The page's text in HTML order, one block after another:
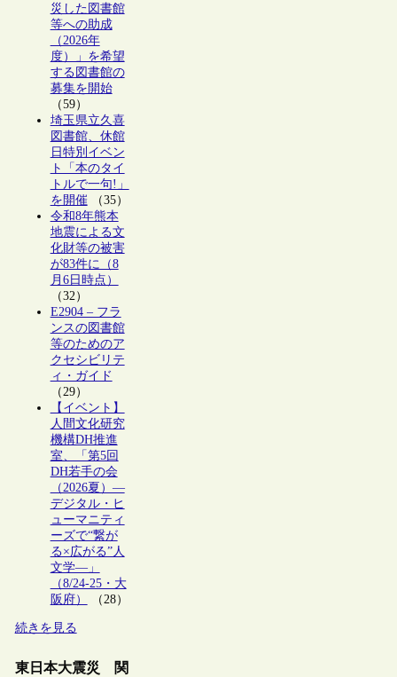
災した図書館
等への助成
（2026年
度）」を希望
する図書館の
募集を開始
（59）
埼玉県立久喜
図書館、休館
日特別イベン
ト「本のタイ
トルで一句!」
を開催（35）
令和8年熊本
地震による文
化財等の被害
が83件に（8
月6日時点）
（32）
E2904 – フラ
ンスの図書館
等のためのア
クセシビリテ
ィ・ガイド
（29）
【イベント】
人間文化研究
機構DH推進
室、「第5回
DH若手の会
（2026夏）―
デジタル・ヒ
ューマニティ
ーズで“繋が
る×広がる”人
文学―」
（8/24-25・大
阪府）
（28）
続きを見る
東日本大震災 関